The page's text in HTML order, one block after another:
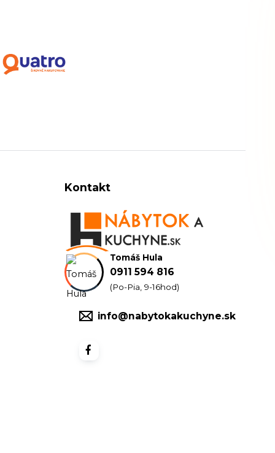
Kontakt
Tomáš Hula
0911 594 816
(Po-Pia, 9-16hod)
info@nabytokakuchyne.sk